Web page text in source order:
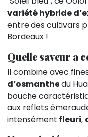
variété hybride
entre des cultivars
Bordeaux !
Quelle saveur a
Il combine avec
d’osmanthedu
bouche
aux reflets
intensément fleuri,